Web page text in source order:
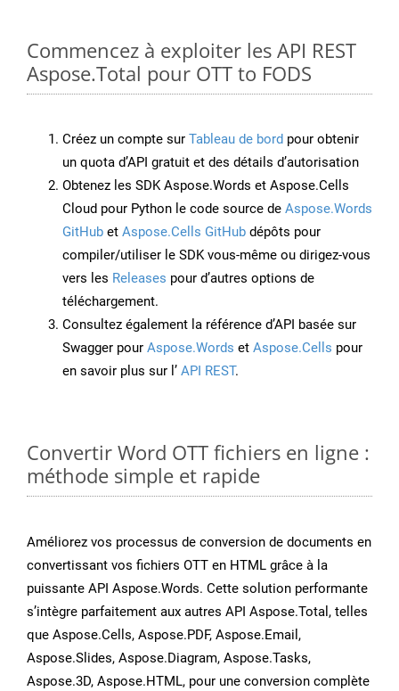
Commencez à exploiter les API REST
Aspose.Total pour OTT to FODS
Créez un compte sur Tableau de bord pour obtenir
un quota d’API gratuit et des détails d’autorisation
Obtenez les SDK Aspose.Words et Aspose.Cells
Cloud pour Python le code source de Aspose.Words
GitHub et Aspose.Cells GitHub dépôts pour
compiler/utiliser le SDK vous-même ou dirigez-vous
vers les Releases pour d’autres options de
téléchargement.
Consultez également la référence d’API basée sur
Swagger pour Aspose.Words et Aspose.Cells pour
en savoir plus sur l’ API REST.
Convertir Word OTT fichiers en ligne :
méthode simple et rapide
Améliorez vos processus de conversion de documents en
convertissant vos fichiers OTT en HTML grâce à la
puissante API Aspose.Words. Cette solution performante
s’intègre parfaitement aux autres API Aspose.Total, telles
que Aspose.Cells, Aspose.PDF, Aspose.Email,
Aspose.Slides, Aspose.Diagram, Aspose.Tasks,
Aspose.3D, Aspose.HTML, pour une conversion complète